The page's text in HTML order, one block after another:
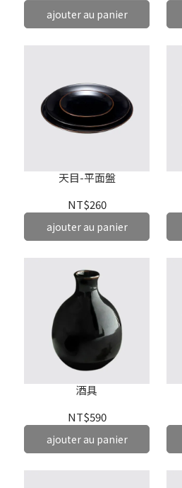
ajouter au panier
天目-平面盤
NT$260
ajouter au panier
酒具
NT$590
ajouter au panier